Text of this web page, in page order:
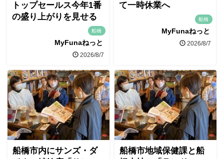
トップセールス今年1番
の盛り上がりを見せる
船橋
MyFunaねっと
2026/8/7
て一時休業へ
船橋
MyFunaねっと
2026/8/7
船橋市内にサンズ・ダ
船橋市地域保健課と船